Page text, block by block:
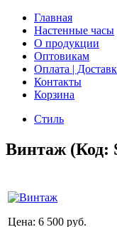
Главная
Настенные часы
О продукции
Оптовикам
Оплата |
Контакты
Корзина
Стиль
Винтаж (Код:
Цена: 6 500 руб.